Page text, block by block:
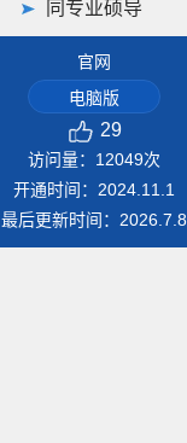
同专业硕导
官网
电脑版
29
访问量： 12049次
开通时间： 2024.11.1
最后更新时间： 2026.7.8